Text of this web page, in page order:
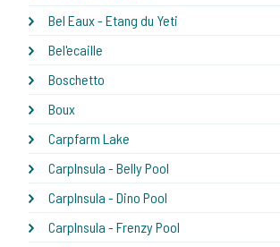
Bel Eaux - Etang du Yeti
Bel'ecaille
Boschetto
Boux
Carpfarm Lake
CarpInsula - Belly Pool
CarpInsula - Dino Pool
CarpInsula - Frenzy Pool